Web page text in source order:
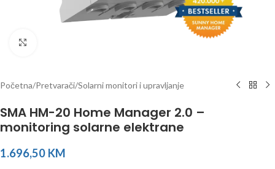
Početna/Pretvarači/Solarni monitori i upravljanje
SMA HM-20 Home Manager 2.0 –
monitoring solarne elektrane
1.696,50 KM